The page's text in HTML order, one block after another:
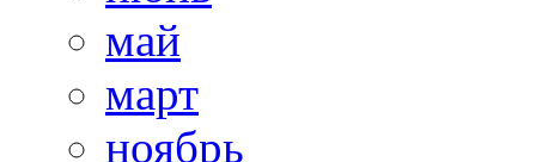
май
март
ноябрь